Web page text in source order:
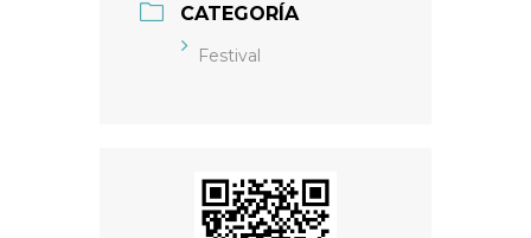
CATEGORÍA
Festival